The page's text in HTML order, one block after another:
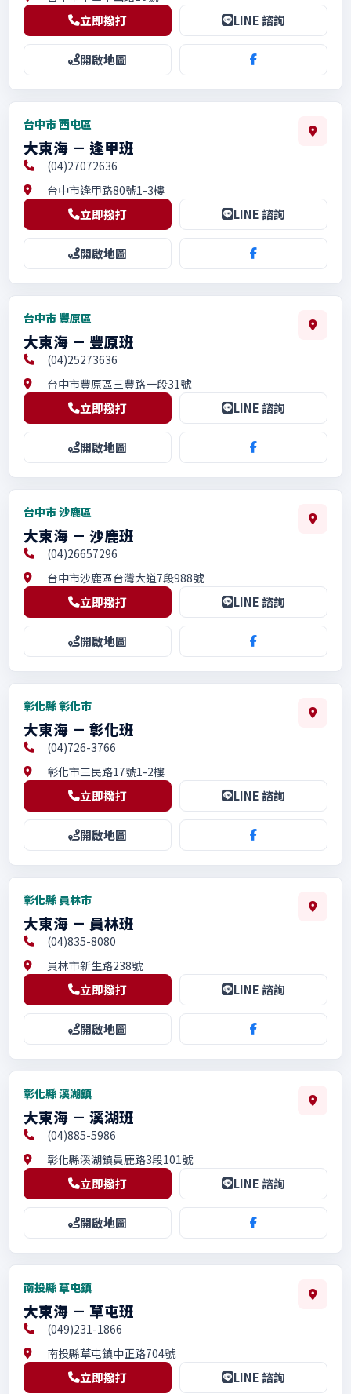
立即撥打 LINE 諮詢
開啟地圖
台中市 西屯區
大東海 － 逢甲班
(04)27072636
台中市逢甲路80號1-3樓
立即撥打 LINE 諮詢
開啟地圖
台中市 豐原區
大東海 － 豐原班
(04)25273636
台中市豐原區三豐路一段31號
立即撥打 LINE 諮詢
開啟地圖
台中市 沙鹿區
大東海 － 沙鹿班
(04)26657296
台中市沙鹿區台灣大道7段988號
立即撥打 LINE 諮詢
開啟地圖
彰化縣 彰化市
大東海 － 彰化班
(04)726-3766
彰化市三民路17號1-2樓
立即撥打 LINE 諮詢
開啟地圖
彰化縣 員林市
大東海 － 員林班
(04)835-8080
員林市新生路238號
立即撥打 LINE 諮詢
開啟地圖
彰化縣 溪湖鎮
大東海 － 溪湖班
(04)885-5986
彰化縣溪湖鎮員鹿路3段101號
立即撥打 LINE 諮詢
開啟地圖
南投縣 草屯鎮
大東海 － 草屯班
(049)231-1866
南投縣草屯鎮中正路704號
立即撥打 LINE 諮詢